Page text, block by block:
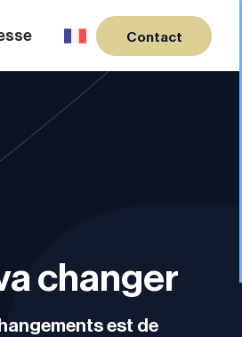
Contact
changer
est de